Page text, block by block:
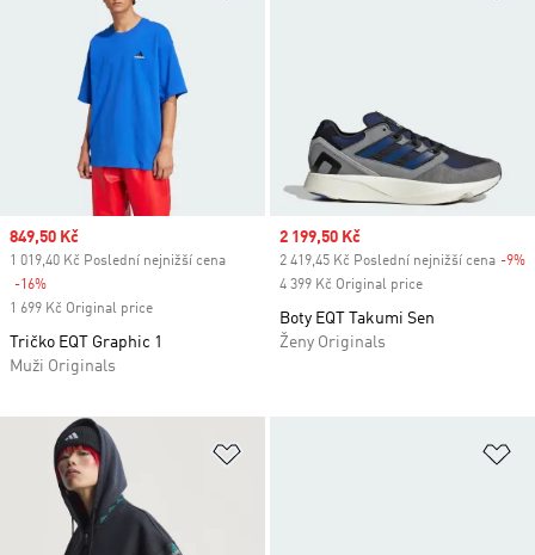
Sale price
849,50 Kč
1 019,40 Kč Poslední nejnižší cena
-16%
1 699 Kč Original price
Tričko EQT Graphic 1
Muži Originals
Sale price
2 199,50 Kč
2 419,45 Kč Poslední nejnižší cena -9%
4 399 Kč Original price
Boty EQT Takumi Sen
Ženy Originals